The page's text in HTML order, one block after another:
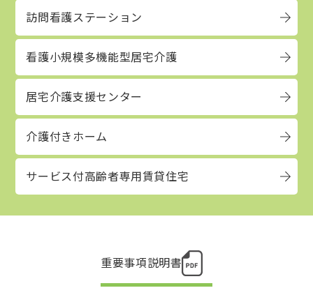
訪問看護ステーション
看護小規模多機能型居宅介護
居宅介護支援センター
介護付きホーム
サービス付高齢者専用賃貸住宅
重要事項説明書